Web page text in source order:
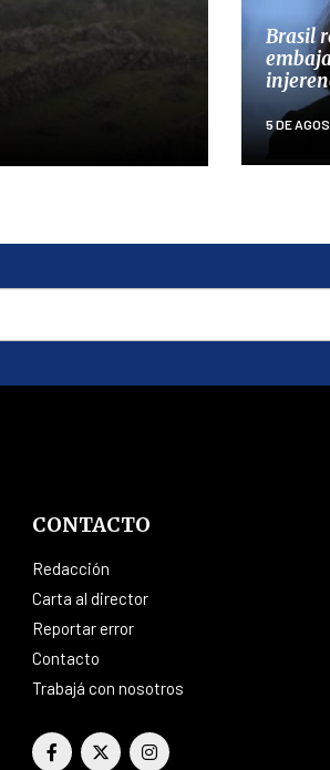
Brasil
5 DE
CONTACTO
Redacción
Carta al director
Reportar error
Contacto
Trabajá con nosotros